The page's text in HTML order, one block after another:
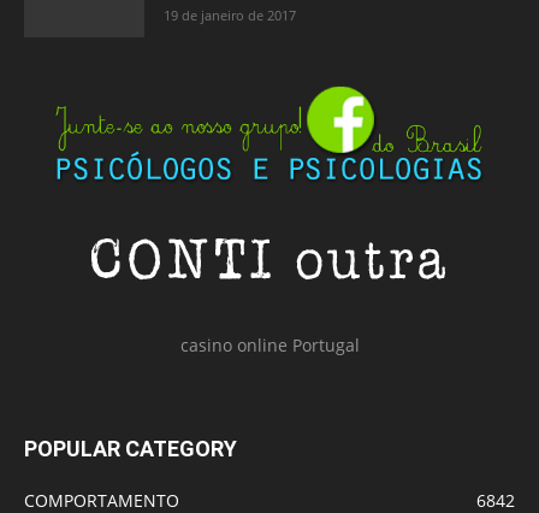
19 de janeiro de 2017
casino online Portugal
POPULAR CATEGORY
COMPORTAMENTO
6842